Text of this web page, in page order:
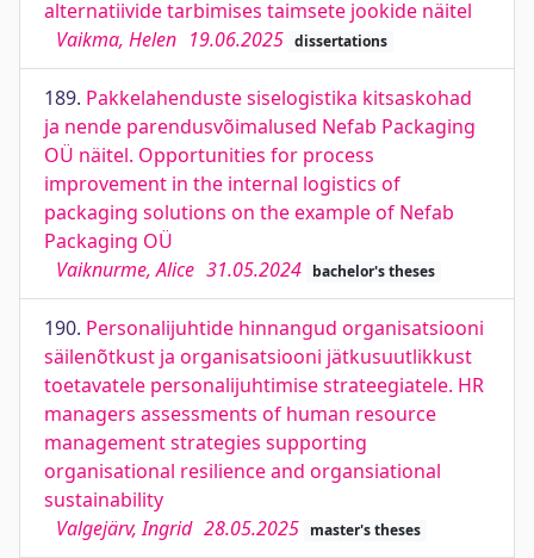
alternatiivide tarbimises taimsete jookide näitel
Vaikma, Helen 19.06.2025 dissertations
189. Pakkelahenduste siselogistika kitsaskohad
ja nende parendusvõimalused Nefab Packaging
OÜ näitel. Opportunities for process
improvement in the internal logistics of
packaging solutions on the example of Nefab
Packaging OÜ
Vaiknurme, Alice 31.05.2024 bachelor's theses
190. Personalijuhtide hinnangud organisatsiooni
säilenõtkust ja organisatsiooni jätkusuutlikkust
toetavatele personalijuhtimise strateegiatele. HR
managers assessments of human resource
management strategies supporting
organisational resilience and organsiational
sustainability
Valgejärv, Ingrid 28.05.2025 master's theses